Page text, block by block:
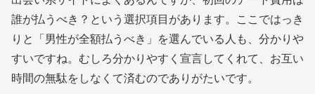
誰が払うべき？という選択項目があります。ここではっき
りと「男性が全額払うべき」を選んでいる人も、分かりや
すいですね。むしろ分かりやすく宣言してくれて、お互い
時間の無駄をしなくて済むのでありがたいです。